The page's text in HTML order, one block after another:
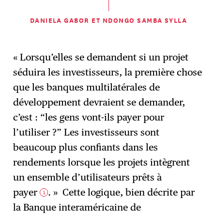
DANIELA GABOR ET NDONGO SAMBA SYLLA
« Lorsqu’elles se demandent si un projet
séduira les investisseurs, la première chose
que les banques multilatérales de
développement devraient se demander,
c’est : “les gens vont-ils payer pour
l’utiliser ?” Les investisseurs sont
beaucoup plus confiants dans les
rendements lorsque les projets intègrent
un ensemble d’utilisateurs prêts à
payer 1 . » Cette logique, bien décrite par
la Banque interaméricaine de